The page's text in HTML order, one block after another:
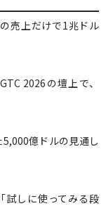
売上だけで1兆ドル
2026の壇上で、
億ドルの見通し
試しに使ってみる段